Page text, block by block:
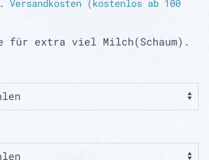
Versandkosten (kostenlos ab 100
für extra viel Milch(Schaum).